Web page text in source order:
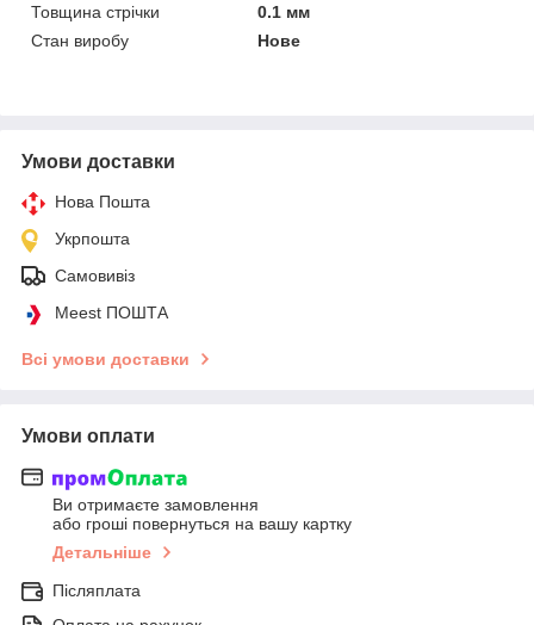
Товщина стрічки
0.1 мм
Стан виробу
Нове
Умови доставки
Нова Пошта
Укрпошта
Самовивіз
Meest ПОШТА
Всі умови доставки
Умови оплати
Ви отримаєте замовлення
або гроші повернуться на вашу картку
Детальніше
Післяплата